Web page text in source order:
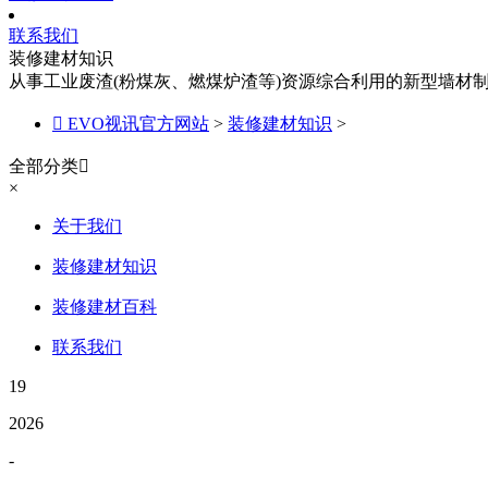
联系我们
装修建材知识
从事工业废渣(粉煤灰、燃煤炉渣等)资源综合利用的新型墙材
 EVO视讯官方网站 > 装修建材知识 >
全部分类
×
关于我们
装修建材知识
装修建材百科
联系我们
19
2026
-